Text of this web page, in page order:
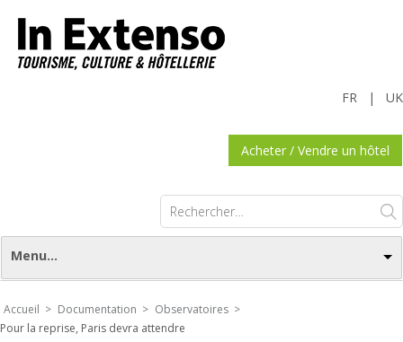
UK
|
FR
Acheter / Vendre un hôtel
Rechercher :
Menu...
Accueil > Documentation > Observatoires >
Pour la reprise, Paris devra attendre